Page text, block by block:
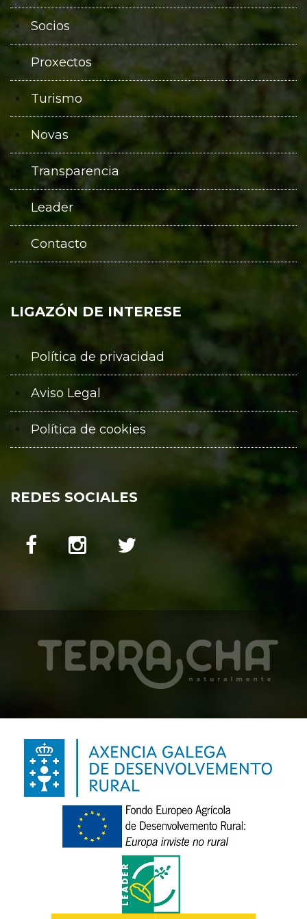
Socios
Proxectos
Turismo
Novas
Transparencia
Leader
Contacto
LIGAZÓN DE INTERESE
Política de privacidad
Aviso Legal
Política de cookies
REDES SOCIALES